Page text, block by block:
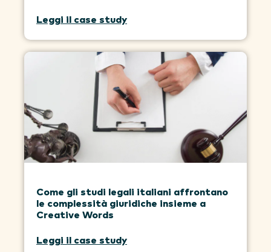
Leggi il case study
Come gli studi legali italiani affrontano
le complessità giuridiche insieme a
Creative Words
Leggi il case study